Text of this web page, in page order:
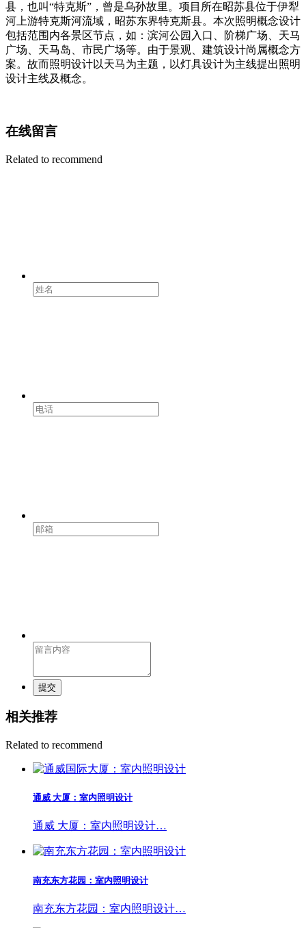
县，也叫“特克斯”，曾是乌孙故里。项目所在昭苏县位于伊犁
河上游特克斯河流域，昭苏东界特克斯县。本次照明概念设计
包括范围内各景区节点，如：滨河公园入口、阶梯广场、天马
广场、天马岛、市民广场等。由于景观、建筑设计尚属概念方
案。故而照明设计以天马为主题，以灯具设计为主线提出照明
设计主线及概念。
在线留言
Related to recommend
提交
相关推荐
Related to recommend
通威 大厦：室内照明设计
通威 大厦：室内照明设计…
南充东方花园：室内照明设计
南充东方花园：室内照明设计…